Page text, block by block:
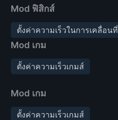
Mod ฟิสิกส์
ตั้งค่าความเร็วในการเคลื่อนที่
Mod เกม
ตั้งค่าความเร็วเกมส์
Mod เกม
ตั้งค่าความเร็วเกมส์